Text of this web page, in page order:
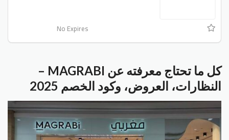
No Expires
كل ما تحتاج معرفته عن MAGRABI –
النظارات، العروض، وكود الخصم 2025